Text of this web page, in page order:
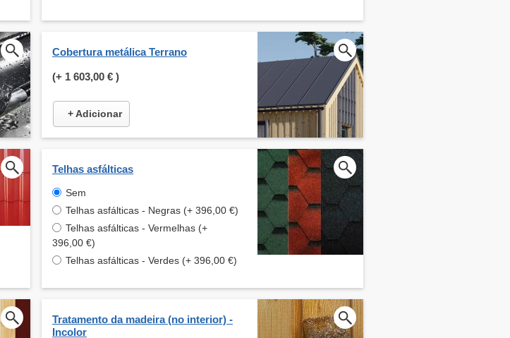
Cobertura metálica Terrano
(+ 1 603,00 € )
+ Adicionar
Telhas asfálticas
Sem
Telhas asfálticas - Negras (+ 396,00 €)
Telhas asfálticas - Vermelhas (+
396,00 €)
Telhas asfálticas - Verdes (+ 396,00 €)
Tratamento da madeira (no interior) -
Incolor